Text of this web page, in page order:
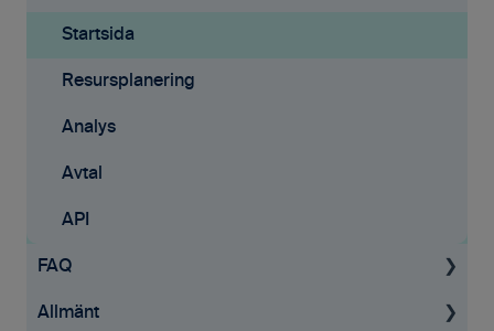
Startsida
Resursplanering
Analys
Avtal
API
FAQ
Projekt
Allmänt